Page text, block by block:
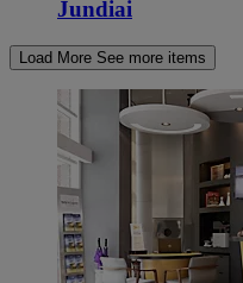
Jundiai
Load More See more items